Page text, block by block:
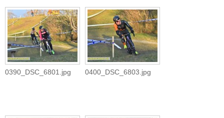
0390_DSC_6801.jpg 0400_DSC_6803.jpg